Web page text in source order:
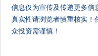
信息仅为宣传及传递更多信
真实性请浏览者慎重核实！
众投资需谨慎！